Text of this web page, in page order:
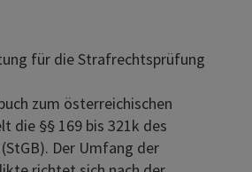
für die Strafrechtsprüfung
zum österreichischen
die §§ 169 bis 321k des
Der Umfang der